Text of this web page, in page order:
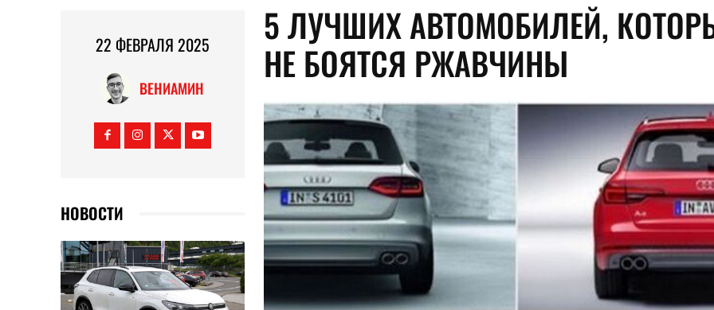
22 ФЕВРАЛЯ 2025
ВЕНИАМИН
НОВОСТИ
5 ЛУЧШИХ АВТОМОБИЛЕЙ,
НЕ БОЯТСЯ РЖАВЧИНЫ